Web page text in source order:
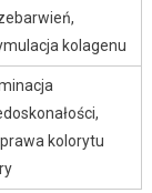
kolagenu
kolorytu